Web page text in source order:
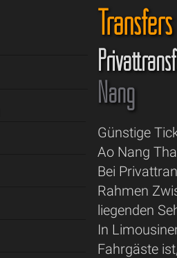
Nang
Günstige
Ao Nang
Bei
Rahmen
liegenden
In
Fahrgäste